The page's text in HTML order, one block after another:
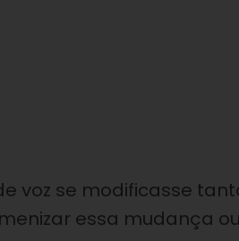
voz se modificasse
essa mudança ou